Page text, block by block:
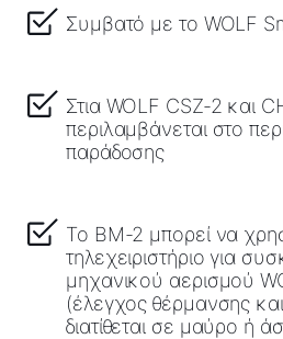
Συμβατό με το WOLF
Στια WOLF CSZ-2 και
περιλαμβάνεται στο
παράδοσης
Το BM-2 μπορεί να
τηλεχειριστήριο για
μηχανικού αερισμού
(έλεγχος θέρμανσης
διατίθεται σε μαύρο ή